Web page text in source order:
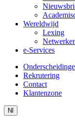
Wereldwijd
Lexing
e-Services
Rekrutering
Contact
Klantenzone
Nl